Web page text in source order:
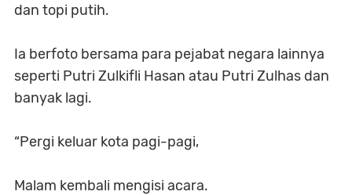
dan topi putih.
Ia berfoto bersama para pejabat negara lainnya
seperti Putri Zulkifli Hasan atau Putri Zulhas dan
banyak lagi.
“Pergi keluar kota pagi-pagi,
Malam kembali mengisi acara.